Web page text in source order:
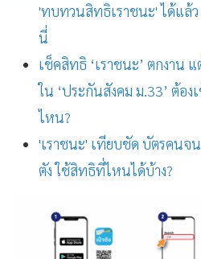
'ทบทวนสิทธิเราชนะ' ได้แล้
นี่
เช็คสิทธิ ‘เราชนะ’ ตกงาน
ใน ‘ประกันสังคม ม.33’ ต้อง
ไหน?
'เราชนะ' เทียบชัด บัตรคนจ
ตัง ใช้สิทธิที่ไหนได้บ้าง?